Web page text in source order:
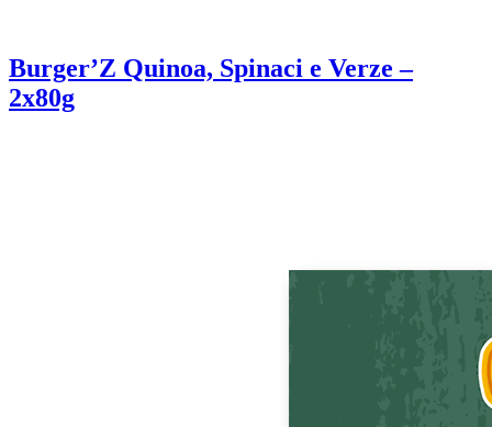
Burger’Z Quinoa, Spinaci e Verze –
2x80g